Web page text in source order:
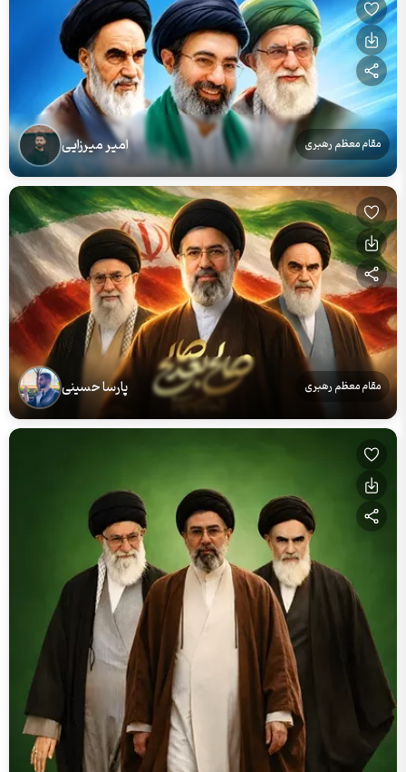
مقام معظم رهبری امیر میرزایی
مقام معظم رهبری پارسا حسینی